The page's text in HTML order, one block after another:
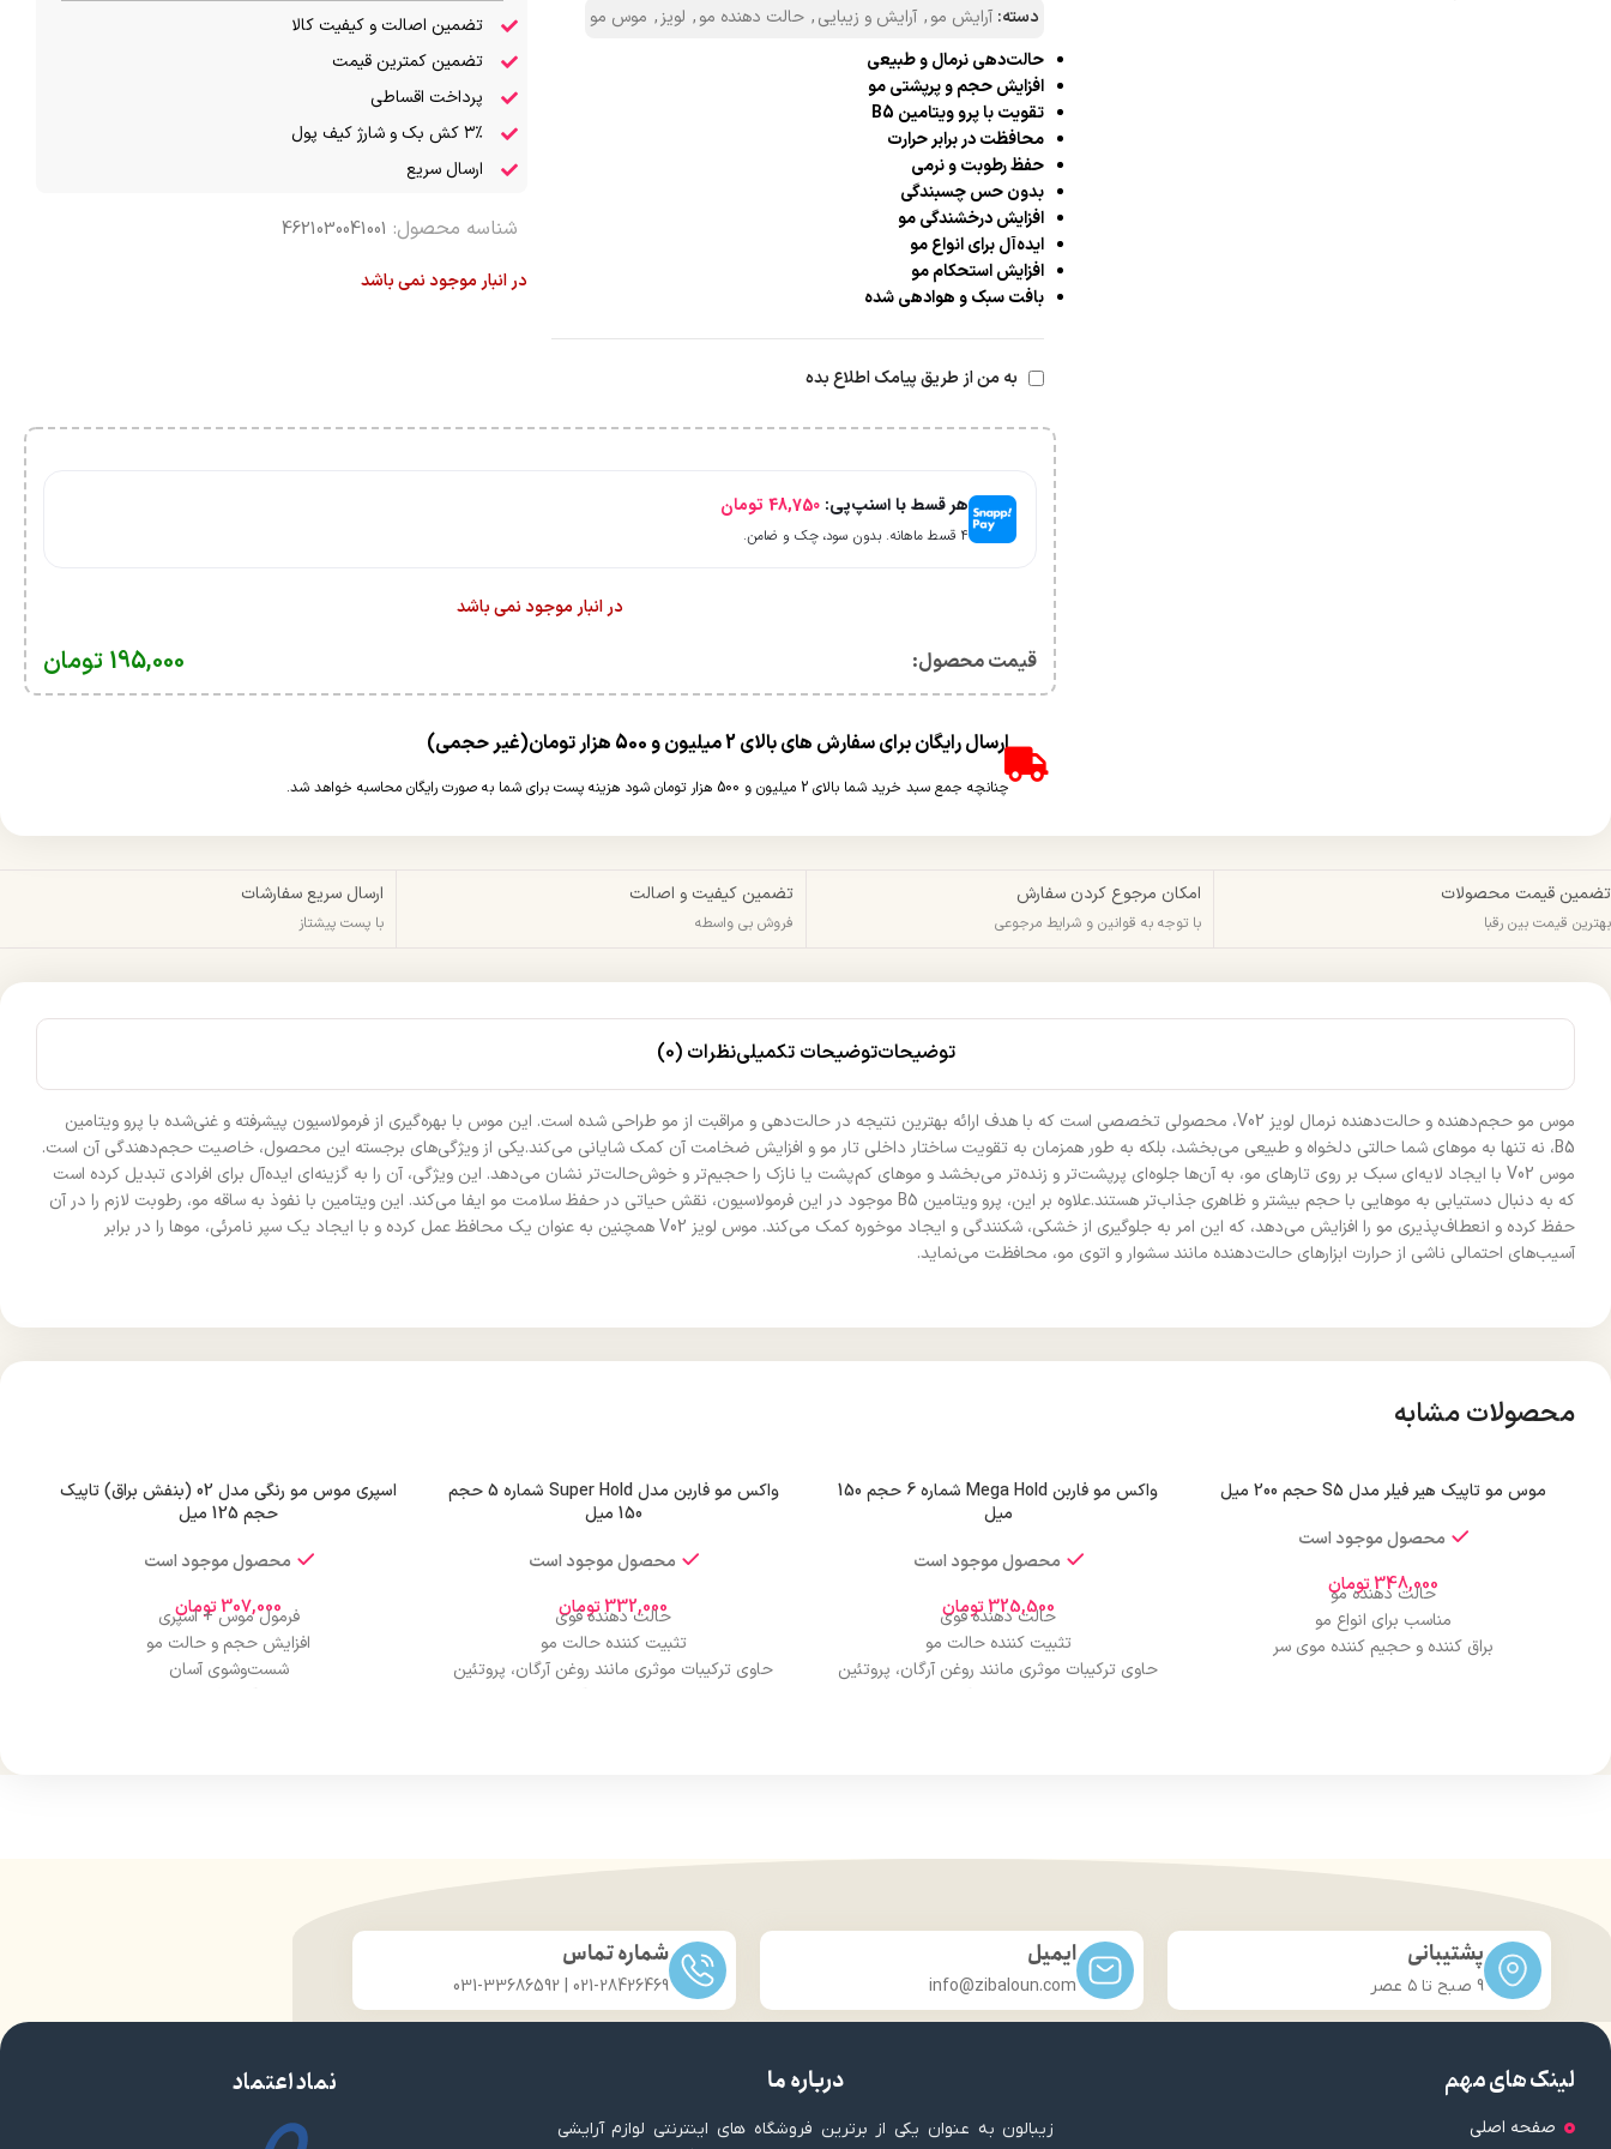
دسته: آرایش مو, آرایش و زیبایی, حالت دهنده مو, لویز, موس مو
حالت‌دهی نرمال و طبیعی
افزایش حجم و پرپشتی مو
تقویت با پرو ویتامین B5
محافظت در برابر حرارت
حفظ رطوبت و نرمی
بدون حس چسبندگی
افزایش درخشندگی مو
ایده‌آل برای انواع مو
افزایش استحکام مو
بافت سبک و هوادهی شده
به من از طریق پیامک اطلاع بده
تضمین اصالت و کیفیت کالا
تضمین کمترین قیمت
پرداخت اقساطی
۳٪ کش بک و شارژ کیف پول
ارسال سریع
شناسه محصول: 4621030041001
در انبار موجود نمی باشد
هر قسط با اسنپ‌پی:48,750 تومان
۴ قسط ماهانه. بدون سود، چک و ضامن.
در انبار موجود نمی باشد
قیمت محصول:​ 195,000 تومان
ارسال رایگان برای سفارش های بالای 2 میلیون و 500 هزار تومان(غیر حجمی)
چنانچه جمع سبد خرید شما بالای 2 میلیون و 500 هزار تومان شود هزینه پست برای شما به صورت رایگان محاسبه خواهد شد.
تضمین قیمت محصولات
بهترین قیمت بین رقبا
امکان مرجوع کردن سفارش
با توجه به قوانین و شرایط مرجوعی
تضمین کیفیت و اصالت
فروش بی واسطه
ارسال سریع سفارشات
با پست پیشتاز
توضیحاتتوضیحات تکمیلینظرات (0)
موس مو حجم‌دهنده و حالت‌دهنده نرمال لویز V02، محصولی تخصصی است که با هدف ارائه بهترین نتیجه در حالت‌دهی و مراقبت از مو طراحی شده است. این موس با بهره‌گیری از فرمولاسیون پیشرفته و غنی‌شده با پرو ویتامین
B5، نه تنها به موهای شما حالتی دلخواه و طبیعی می‌بخشد، بلکه به طور همزمان به تقویت ساختار داخلی تار مو و افزایش ضخامت آن کمک شایانی می‌کند.یکی از ویژگی‌های برجسته این محصول، خاصیت حجم‌دهندگی آن است.
موس V02 با ایجاد لایه‌ای سبک بر روی تارهای مو، به آن‌ها جلوه‌ای پرپشت‌تر و زنده‌تر می‌بخشد و موهای کم‌پشت یا نازک را حجیم‌تر و خوش‌حالت‌تر نشان می‌دهد. این ویژگی، آن را به گزینه‌ای ایده‌آل برای افرادی تبدیل کرده است
که به دنبال دستیابی به موهایی با حجم بیشتر و ظاهری جذاب‌تر هستند.علاوه بر این، پرو ویتامین B5 موجود در این فرمولاسیون، نقش حیاتی در حفظ سلامت مو ایفا می‌کند. این ویتامین با نفوذ به ساقه مو، رطوبت لازم را در آن
حفظ کرده و انعطاف‌پذیری مو را افزایش می‌دهد، که این امر به جلوگیری از خشکی، شکنندگی و ایجاد موخوره کمک می‌کند. موس لویز V02 همچنین به عنوان یک محافظ عمل کرده و با ایجاد یک سپر نامرئی، موها را در برابر
آسیب‌های احتمالی ناشی از حرارت ابزارهای حالت‌دهنده مانند سشوار و اتوی مو، محافظت می‌نماید.
محصولات مشابه
موس مو تاپیک هیر فیلر مدل S5 حجم 200 میل
محصول موجود است
348,000 تومان
حالت دهنده مو
مناسب برای انواع مو
براق کننده و حجیم کننده موی سر
واکس مو فاربن Mega Hold شماره 6 حجم 150
میل
محصول موجود است
325,500 تومان
حالت دهنده قوی
تثبیت کننده حالت مو
حاوی ترکیبات موثری مانند روغن آرگان، پروتئین
واکس مو فاربن مدل Super Hold شماره 5 حجم
150 میل
محصول موجود است
332,000تومان
حالت دهنده قوی
تثبیت کننده حالت مو
حاوی ترکیبات موثری مانند روغن آرگان، پروتئین
اسپری موس مو رنگی مدل 02 (بنفش براق) تاپیک
حجم 125 میل
محصول موجود است
307,000تومان
فرمول موس + اسپری
افزایش حجم و حالت مو
شست‌وشوی آسان
پشتیبانی
9 صبح تا ۵ عصر
ایمیل
info@zibaloun.com
شماره تماس
021-28426469 | 031-33686592
لینک های مهم
صفحه اصلی
درباره ما
زیبالون به عنوان یکی از برترین فروشگاه های اینترنتی لوازم آرایشی
نماد اعتماد